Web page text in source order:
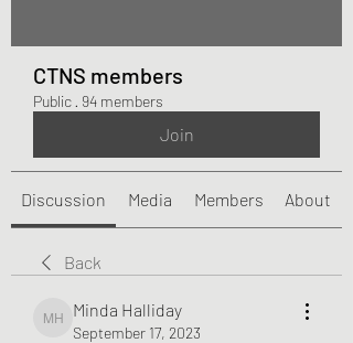
CTNS members
Public · 94 members
Join
Discussion Media Members About
Back
Minda Halliday
Minda Halliday
September 17, 2023